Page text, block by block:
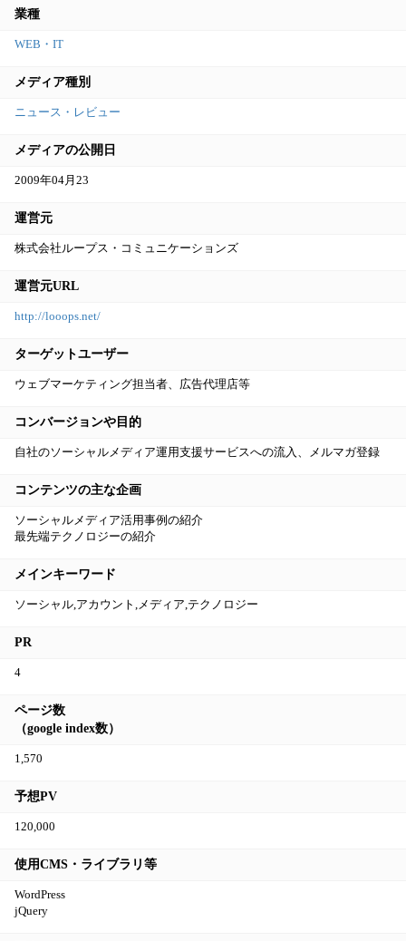
業種
WEB・IT
メディア種別
ニュース・レビュー
メディアの公開日
2009年04月23
運営元
株式会社ループス・コミュニケーションズ
運営元URL
http://looops.net/
ターゲットユーザー
ウェブマーケティング担当者、広告代理店等
コンバージョンや目的
自社のソーシャルメディア運用支援サービスへの流入、メルマガ登録
コンテンツの主な企画
ソーシャルメディア活用事例の紹介
最先端テクノロジーの紹介
メインキーワード
ソーシャル,アカウント,メディア,テクノロジー
PR
4
ページ数
（google index数）
1,570
予想PV
120,000
使用CMS・ライブラリ等
WordPress
jQuery